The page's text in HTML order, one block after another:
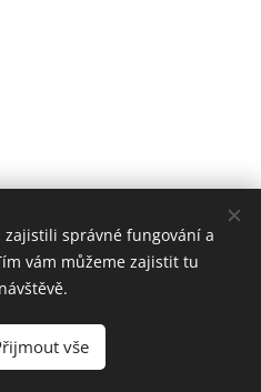
Kurdějov 254 69301
Webnode
zajistili správné fungování a
vám můžeme zajistit tu
vše